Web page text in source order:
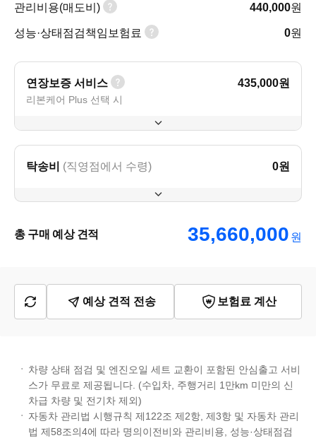
관리비용(매도비) 440,000원
성능·상태점검책임보험료 0원
연장보증 서비스 435,000원
리본케어 Plus 선택 시
탁송비 (직영점에서 수령) 0원
총 구매 예상 견적 35,660,000 원
예상 견적 전송 보험료 계산
차량 상태 점검 및 엔진오일 세트 교환이 포함된 안심출고 서비
스가 무료로 제공됩니다. (수입차, 주행거리 1만km 미만의 신
차급 차량 및 전기차 제외)
자동차 관리법 시행규칙 제122조 제2항, 제3항 및 자동차 관리
법 제58조의4에 따라 명의이전비와 관리비용, 성능·상태점검